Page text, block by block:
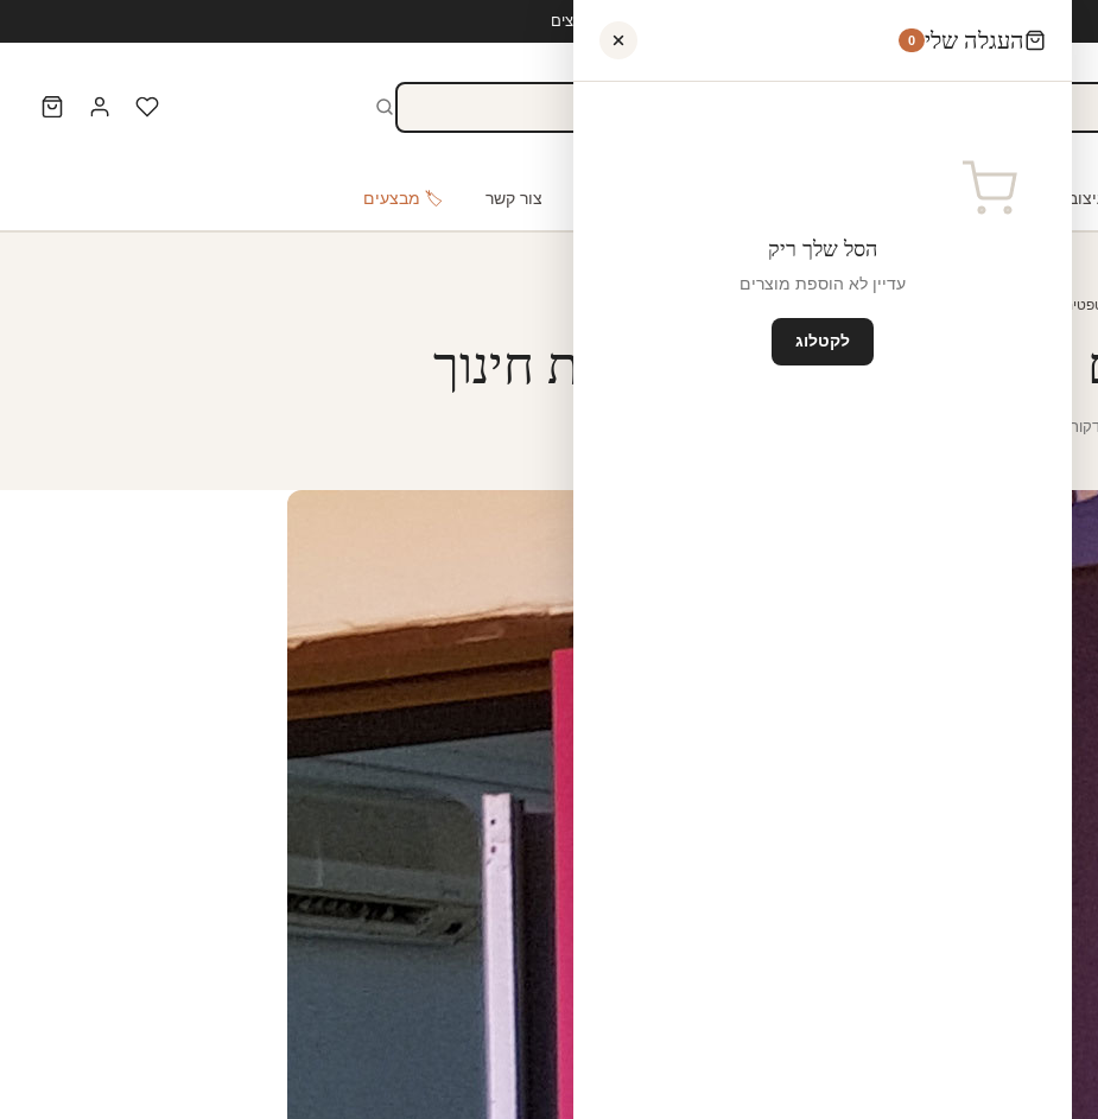
אישי לקוחות עסקיים צור קשר 🏷️ מבצעים
לדלתות בבתי ספר ומוסדות חינוך
בבתי ספר ומוסדות חינוך
העגלה שלי 0
הסל שלך ריק
עדיין לא הוספת מוצרים
לקטלוג